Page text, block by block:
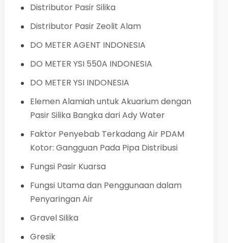
Distributor Pasir Silika
Distributor Pasir Zeolit Alam
DO METER AGENT INDONESIA
DO METER YSI 550A INDONESIA
DO METER YSI INDONESIA
Elemen Alamiah untuk Akuarium dengan
Pasir Silika Bangka dari Ady Water
Faktor Penyebab Terkadang Air PDAM
Kotor: Gangguan Pada Pipa Distribusi
Fungsi Pasir Kuarsa
Fungsi Utama dan Penggunaan dalam
Penyaringan Air
Gravel Silika
Gresik